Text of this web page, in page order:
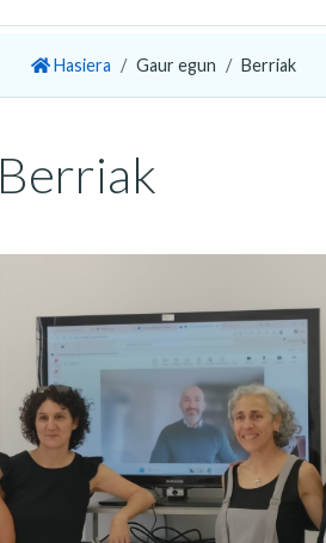
Hasiera Gaur egun Berriak
Berriak